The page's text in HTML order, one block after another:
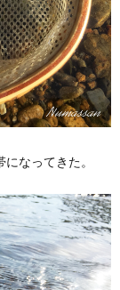
なってきた。